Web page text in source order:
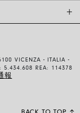
VICENZA - ITALIA -
5.434.608 REA: 114378
報